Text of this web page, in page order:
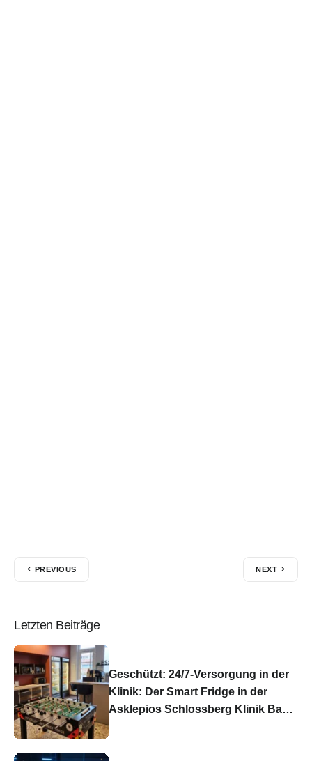
PREVIOUS NEXT
Letzten Beiträge
Geschützt: 24/7-Versorgung in der
Klinik: Der Smart Fridge in der
Asklepios Schlossberg Klinik Bad